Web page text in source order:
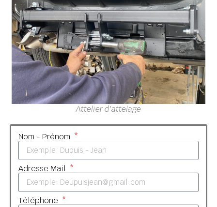
Attelier d'attelage
Nom - Prénom
Adresse Mail
Téléphone